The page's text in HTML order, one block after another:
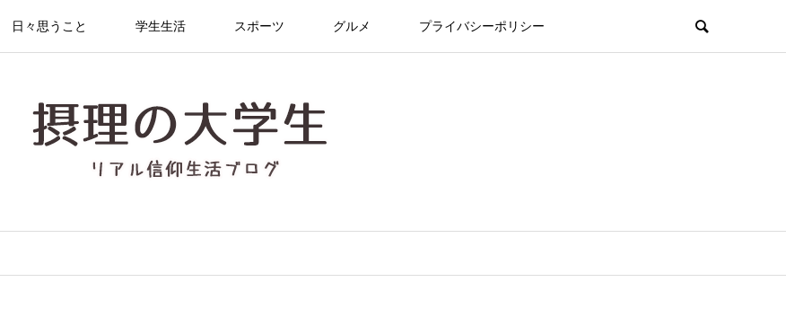
日々思うこと 学生生活 スポーツ グルメ プライバシーポリシー